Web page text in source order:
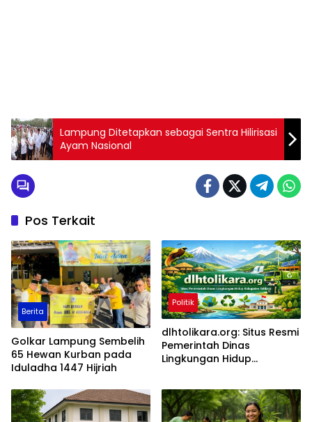
Lampung Ditetapkan sebagai Sentra Hilirisasi
Ayam Nasional
Pos Terkait
Berita
Golkar Lampung Sembelih
65 Hewan Kurban pada
Iduladha 1447 Hijriah
Politik
dlhtolikara.org: Situs Resmi
Pemerintah Dinas
Lingkungan Hidup